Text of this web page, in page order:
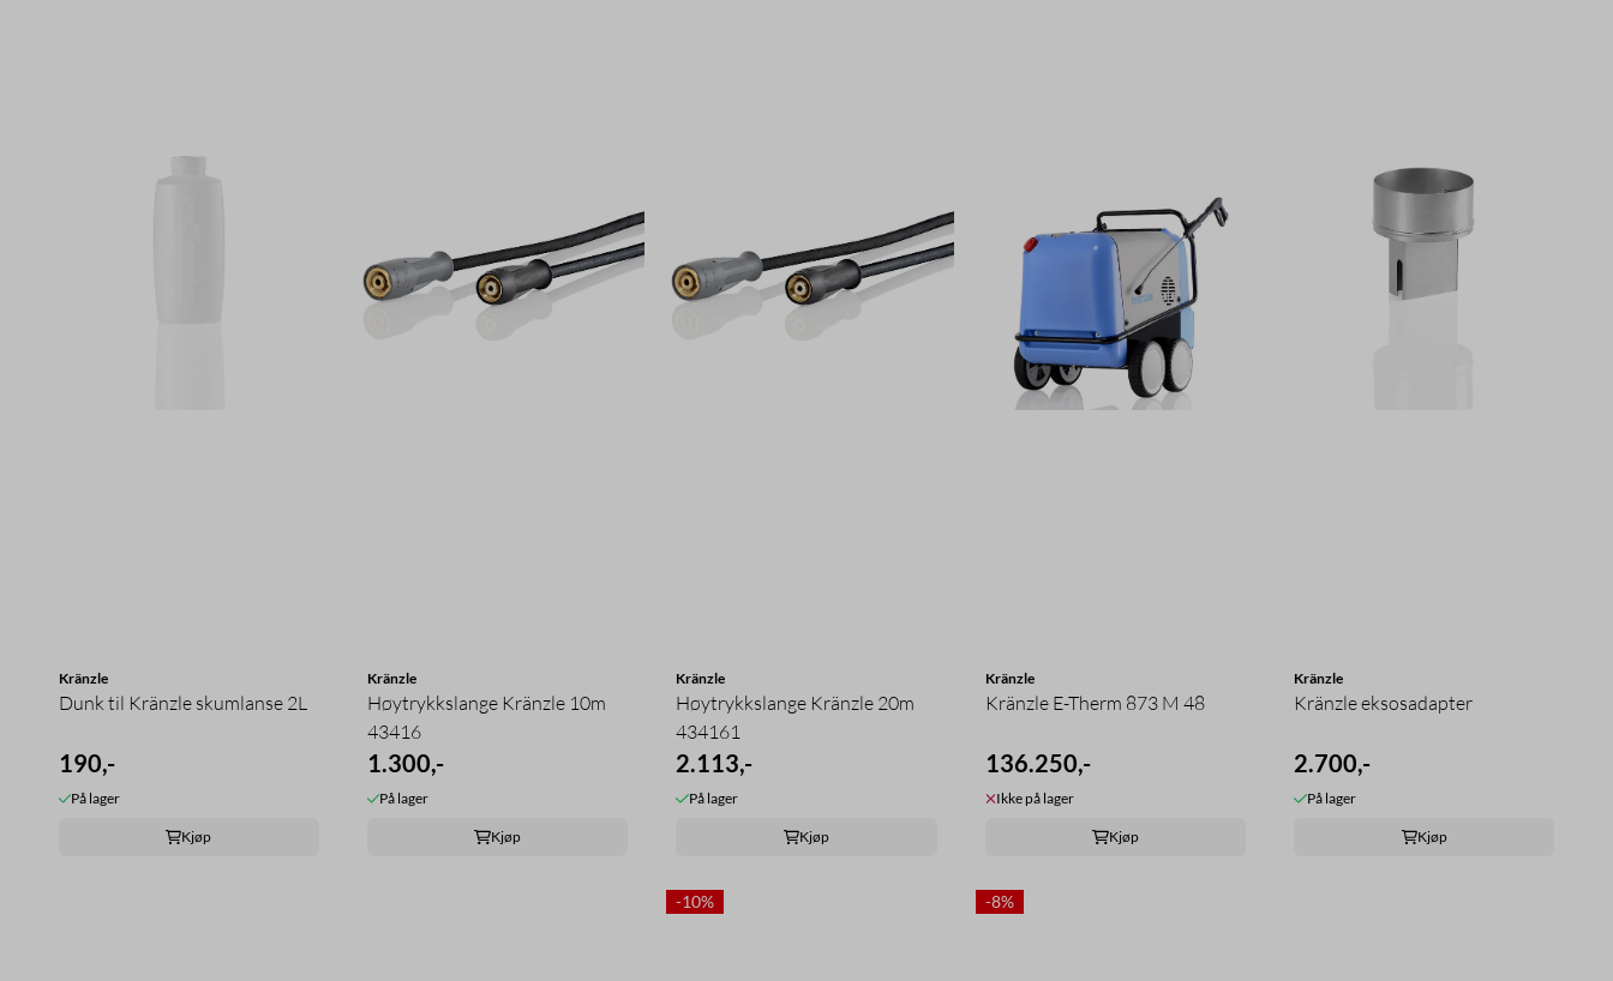
Kränzle
Dunk til Kränzle skumlanse 2L
190,-
På lager
Kjøp
Kränzle
Høytrykkslange Kränzle 10m
43416
1.300,-
På lager
Kjøp
Kränzle
Høytrykkslange Kränzle 20m
434161
2.113,-
På lager
Kjøp
Kränzle
Kränzle E-Therm 873 M 48
136.250,-
Ikke på lager
Kjøp
Kränzle
Kränzle eksosadapter
2.700,-
På lager
Kjøp
-10% -8%